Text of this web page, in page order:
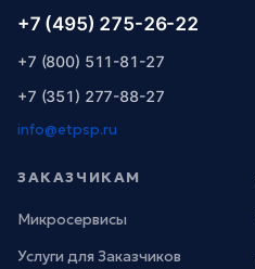
+7 (495) 275-26-22
+7 (800) 511-81-27
+7 (351) 277-88-27
info@etpsp.ru
ЗАКАЗЧИКАМ
Микросервисы
Услуги для Заказчиков